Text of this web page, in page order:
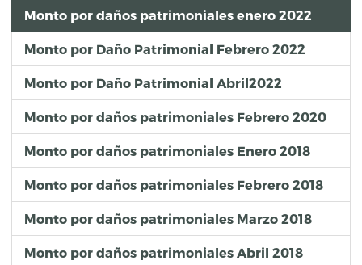
Monto por daños patrimoniales enero 2022
Monto por Daño Patrimonial Febrero 2022
Monto por Daño Patrimonial Abril2022
Monto por daños patrimoniales Febrero 2020
Monto por daños patrimoniales Enero 2018
Monto por daños patrimoniales Febrero 2018
Monto por daños patrimoniales Marzo 2018
Monto por daños patrimoniales Abril 2018